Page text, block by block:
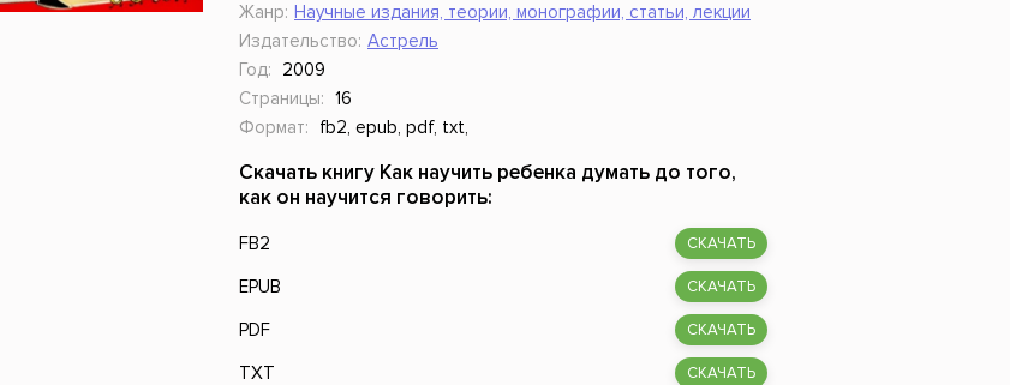
Жанр: Научные издания, теории, монографии, статьи, лекции
Издательство: Астрель
Год:
2009
Страницы: 16
Формат:
fb2, epub, pdf, txt,
Скачать книгу Как научить ребенка думать до того,
как он научится говорить:
FB2 СКАЧАТЬ
EPUB СКАЧАТЬ
PDF СКАЧАТЬ
TXT СКАЧАТЬ